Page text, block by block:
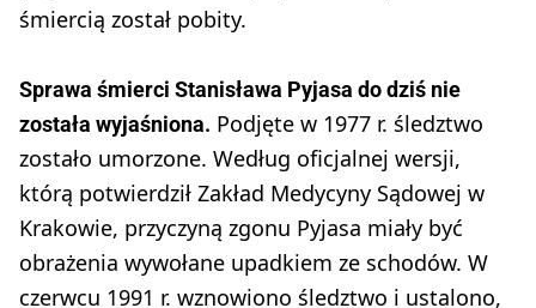
śmiercią został pobity.
Sprawa śmierci Stanisława Pyjasa do dziś nie
została wyjaśniona. Podjęte w 1977 r. śledztwo
zostało umorzone. Według oficjalnej wersji,
którą potwierdził Zakład Medycyny Sądowej w
Krakowie, przyczyną zgonu Pyjasa miały być
obrażenia wywołane upadkiem ze schodów. W
czerwcu 1991 r. wznowiono śledztwo i ustalono,